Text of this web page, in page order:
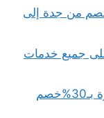
جدة الى الباحة بـ35%خصم من جدة إلى
عفش حي الملز..خصم 30%على جميع خدمات
افضل شركة نقل عفش بالمدينة المنورة بـ30%خصم